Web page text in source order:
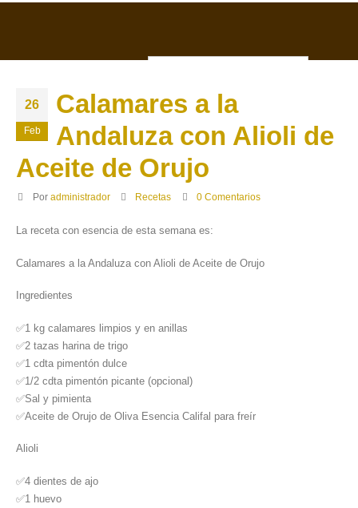
26
Feb
Calamares a la
Andaluza con Alioli de
Aceite de Orujo
Por administrador Recetas 0 Comentarios
La receta con esencia de esta semana es:
Calamares a la Andaluza con Alioli de Aceite de Orujo
Ingredientes
✅1 kg calamares limpios y en anillas
✅2 tazas harina de trigo
✅1 cdta pimentón dulce
✅1/2 cdta pimentón picante (opcional)
✅Sal y pimienta
✅Aceite de Orujo de Oliva Esencia Califal para freír
Alioli
✅4 dientes de ajo
✅1 huevo